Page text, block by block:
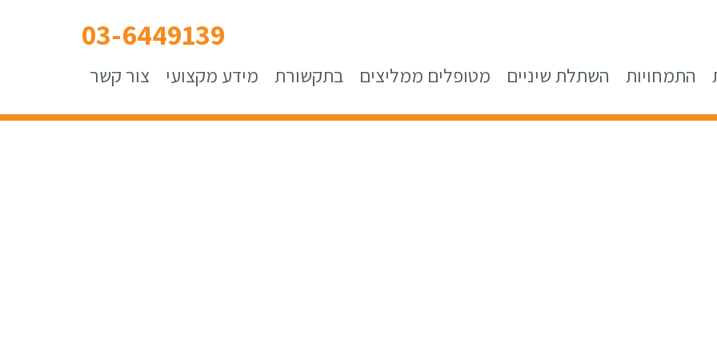
03-6449139
התמחויות השתלת שיניים מטופלים ממליצים בתקשורת מידע מקצועי צור קשר